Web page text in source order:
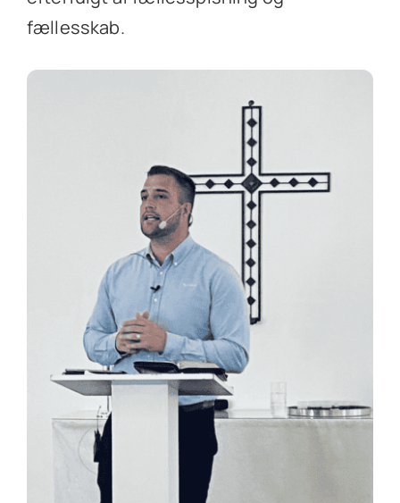
fællesskab.